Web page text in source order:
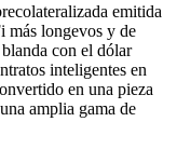
emitida
longevos y de
con el dólar
inteligentes en
en una pieza
amplia gama de